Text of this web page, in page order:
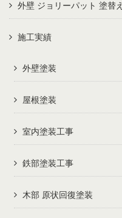
外壁 ジョリーパット 塗替え
施工実績
外壁塗装
屋根塗装
室内塗装工事
鉄部塗装工事
木部 原状回復塗装